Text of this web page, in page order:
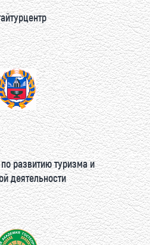
развитию туризма и
деятельности